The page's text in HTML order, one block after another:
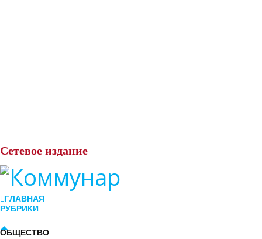
Сетевое издание
ГЛАВНАЯ
РУБРИКИ
ОБЩЕСТВО